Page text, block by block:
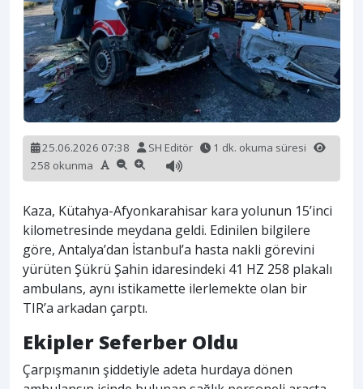
25.06.2026 07:38 SH Editör
1 dk. okuma süresi
258 okunma
Kaza, Kütahya-Afyonkarahisar kara yolunun 15’inci
kilometresinde meydana geldi. Edinilen bilgilere
göre, Antalya’dan İstanbul’a hasta nakli görevini
yürüten Şükrü Şahin idaresindeki 41 HZ 258 plakalı
ambulans, aynı istikamette ilerlemekte olan bir
TIR’a arkadan çarptı.
Ekipler Seferber Oldu
Çarpışmanın şiddetiyle adeta hurdaya dönen